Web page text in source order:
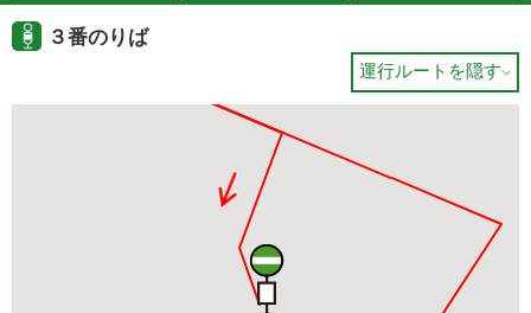
３番のりば
運行ルートを隠す